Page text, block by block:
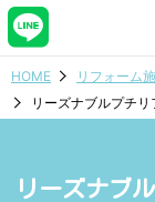
HOME リフォーム
リーズナブルプチ
リーズナブ